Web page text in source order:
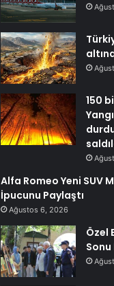
150
Alfa Romeo Yeni SUV
İpucunu Paylaştı
Ağustos 6, 2026
Özel